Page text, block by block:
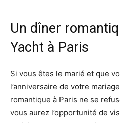
Un dîner
Yacht à Paris
Si vous êtes le marié et que
l’anniversaire de votre
romantique à Paris ne se
vous aurez l’opportunité de